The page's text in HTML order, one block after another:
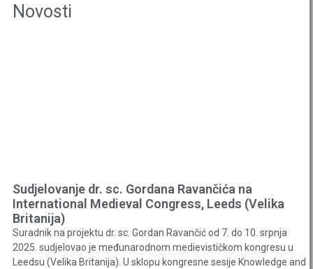
Novosti
Sudjelovanje dr. sc. Gordana Ravančića na
International Medieval Congress, Leeds (Velika
Britanija)
Suradnik na projektu dr. sc. Gordan Ravančić od 7. do 10. srpnja
2025. sudjelovao je međunarodnom medievističkom kongresu u
Leedsu (Velika Britanija). U sklopu kongresne sesije Knowledge and